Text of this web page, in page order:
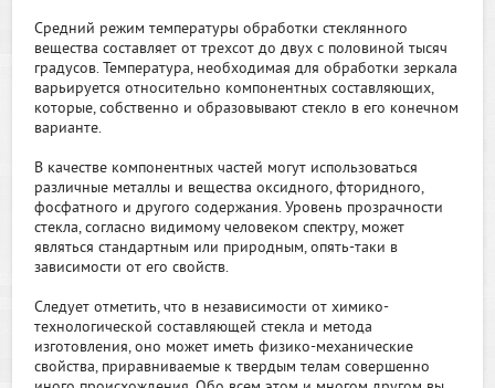
Средний режим температуры обработки стеклянного
вещества составляет от трехсот до двух с половиной тысяч
градусов. Температура, необходимая для обработки зеркала
варьируется относительно компонентных составляющих,
которые, собственно и образовывают стекло в его конечном
варианте.
В качестве компонентных частей могут использоваться
различные металлы и вещества оксидного, фторидного,
фосфатного и другого содержания. Уровень прозрачности
стекла, согласно видимому человеком спектру, может
являться стандартным или природным, опять-таки в
зависимости от его свойств.
Следует отметить, что в независимости от химико-
технологической составляющей стекла и метода
изготовления, оно может иметь физико-механические
свойства, приравниваемые к твердым телам совершенно